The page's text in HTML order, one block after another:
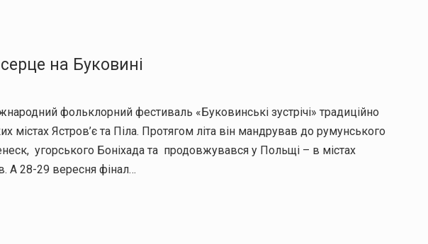
на Буковині
фольклорний фестиваль «Буковинські зустрічі» традиційно
містах Ястров’є та Піла. Протягом літа він мандрував до румунського
угорського Боніхада та продовжувався у Польщі – в містах
А 28-29 вересня фінал…